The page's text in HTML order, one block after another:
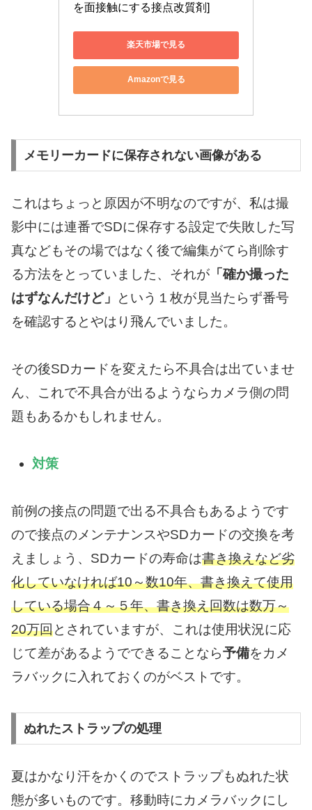
を面接触にする接点改質剤]
楽天市場で見る
Amazonで見る
メモリーカードに保存されない画像がある
これはちょっと原因が不明なのですが、私は撮
影中には連番でSDに保存する設定で失敗した写
真などもその場ではなく後で編集がてら削除す
る方法をとっていました、それが 「確か撮った
はずなんだけど」
という１枚が見当たらず番号
を確認するとやはり飛んでいました。
その後SDカードを変えたら不具合は出ていませ
ん、これで不具合が出るようならカメラ側の問
題もあるかもしれません。
対策
前例の接点の問題で出る不具合もあるようです
ので接点のメンテナンスやSDカードの交換を考
えましょう、SDカードの寿命は書き換えなど劣
化していなければ10～数10年、書き換えて使用
している場合４～５年、書き換え回数は数万～
20万回とされていますが、これは使用状況に応
じて差があるようでできることなら予備をカメ
ラバックに入れておくのがベストです。
ぬれたストラップの処理
夏はかなり汗をかくのでストラップもぬれた状
態が多いものです。移動時にカメラバックにし